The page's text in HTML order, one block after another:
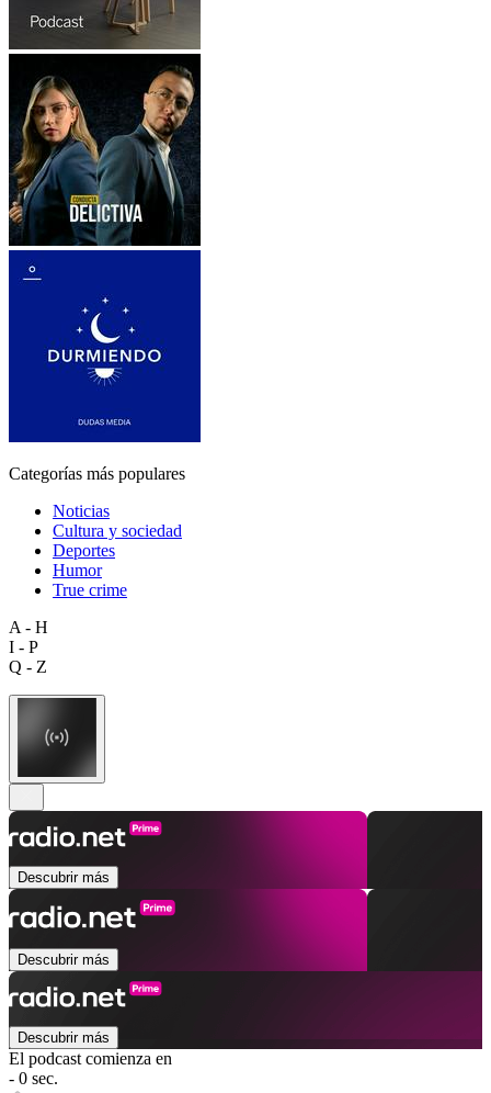
Categorías más populares
Noticias
Cultura y sociedad
Deportes
Humor
True crime
A - H
I - P
Q - Z
Descubrir más
Descubrir más
Descubrir más
El podcast comienza en
- 0 sec.